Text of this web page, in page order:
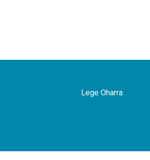
Lege Oharra